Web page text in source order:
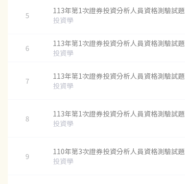
5
113年第1次證券投資分析人員資格測驗試題
投資學
6
113年第1次證券投資分析人員資格測驗試題
投資學
7
113年第1次證券投資分析人員資格測驗試題
投資學
8
113年第1次證券投資分析人員資格測驗試題
投資學
9
110年第3次證券投資分析人員資格測驗試題
投資學